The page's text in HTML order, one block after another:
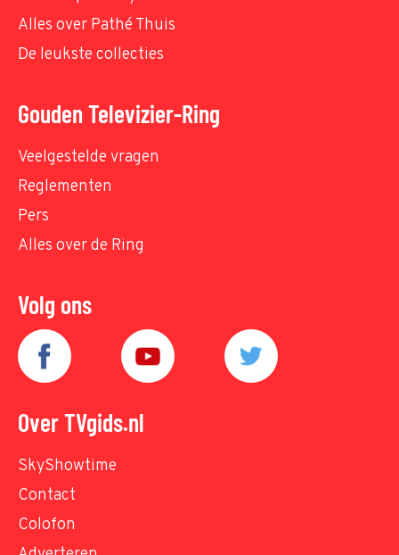
Alles over Pathé Thuis
De leukste collecties
Gouden Televizier-Ring
Veelgestelde vragen
Reglementen
Pers
Alles over de Ring
Volg ons
Over TVgids.nl
SkyShowtime
Contact
Colofon